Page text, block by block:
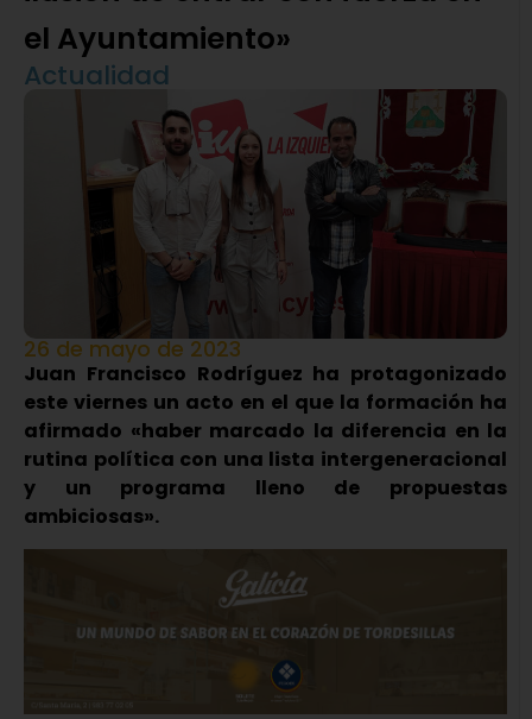
el Ayuntamiento»
Actualidad
26 de mayo de 2023
Juan Francisco Rodríguez ha protagonizado
este viernes un acto en el que la formación ha
afirmado «haber marcado la diferencia en la
rutina política con una lista intergeneracional
y un programa lleno de propuestas
ambiciosas».